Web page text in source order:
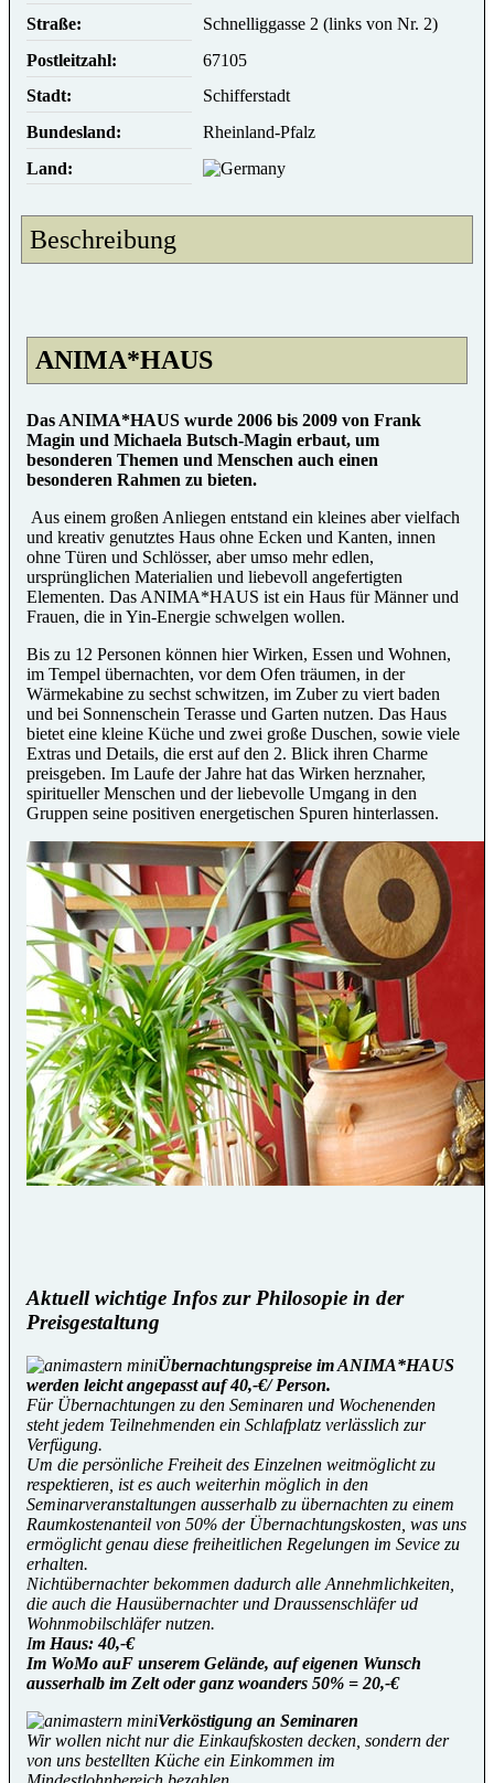
Straße:
Schnelliggasse 2 (links von Nr. 2)
Postleitzahl:
67105
Stadt:
Schifferstadt
Bundesland:
Rheinland-Pfalz
Land:
Beschreibung
ANIMA*HAUS
Das ANIMA*HAUS wurde 2006 bis 2009 von Frank
Magin und Michaela Butsch-Magin erbaut, um
besonderen Themen und Menschen auch einen
besonderen Rahmen zu bieten.
Aus einem großen Anliegen entstand ein kleines aber vielfach
und kreativ genutztes Haus ohne Ecken und Kanten, innen
ohne Türen und Schlösser, aber umso mehr edlen,
ursprünglichen Materialien und liebevoll angefertigten
Elementen. Das ANIMA*HAUS ist ein Haus für Männer und
Frauen, die in Yin-Energie schwelgen wollen.
Bis zu 12 Personen können hier Wirken, Essen und Wohnen,
im Tempel übernachten, vor dem Ofen träumen, in der
Wärmekabine zu sechst schwitzen, im Zuber zu viert baden
und bei Sonnenschein Terasse und Garten nutzen. Das Haus
bietet eine kleine Küche und zwei große Duschen, sowie viele
Extras und Details, die erst auf den 2. Blick ihren Charme
preisgeben. Im Laufe der Jahre hat das Wirken herznaher,
spiritueller Menschen und der liebevolle Umgang in den
Gruppen seine positiven energetischen Spuren hinterlassen.
Aktuell wichtige Infos zur Philosopie in der
Preisgestaltung
Übernachtungspreise im ANIMA*HAUS
werden leicht angepasst auf 40,-€/ Person.
Für Übernachtungen zu den Seminaren und Wochenenden
steht jedem Teilnehmenden ein Schlafplatz verlässlich zur
Verfügung.
Um die persönliche Freiheit des Einzelnen weitmöglicht zu
respektieren, ist es auch weiterhin möglich in den
Seminarveranstaltungen ausserhalb zu übernachten zu einem
Raumkostenanteil von 50% der Übernachtungskosten, was uns
ermöglicht genau diese freiheitlichen Regelungen im Sevice zu
erhalten.
Nichtübernachter bekommen dadurch alle Annehmlichkeiten,
die auch die Hausübernachter und Draussenschläfer ud
Wohnmobilschläfer nutzen.
Im Haus: 40,-€
Im WoMo auF unserem Gelände, auf eigenen Wunsch
ausserhalb im Zelt oder ganz woanders 50% = 20,-€
Verköstigung an Seminaren
Wir wollen nicht nur die Einkaufskosten decken, sondern der
von uns bestellten Küche ein Einkommen im